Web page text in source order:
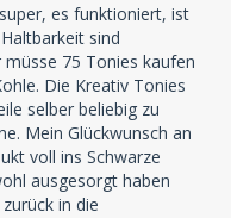
es funktioniert, ist
sind
75 Tonies kaufen
Die Kreativ Tonies
selber beliebig zu
Mein Glückwunsch an
voll ins Schwarze
ausgesorgt haben
in die